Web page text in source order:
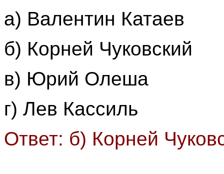
а) Валентин Катаев
б) Корней Чуковский
в) Юрий Олеша
г) Лев Кассиль
Ответ: б) Корней